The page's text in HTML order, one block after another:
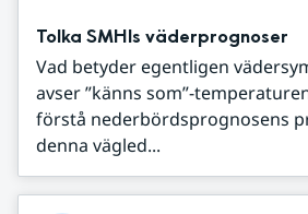
Tolka SMHIs väderprognoser
Vad betyder egentligen
avser ”känns som”-
förstå nederbördsprognosens
denna vägled...